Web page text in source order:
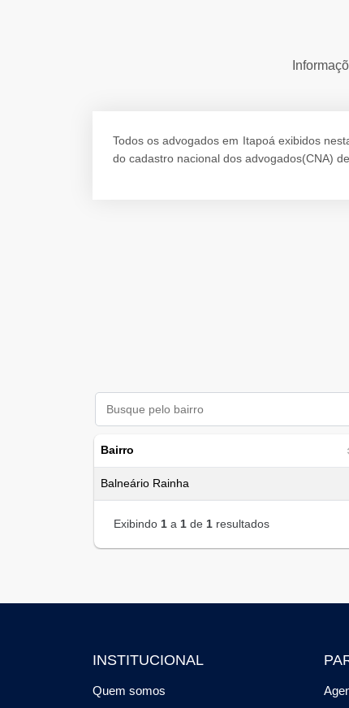
Todos os advogados em Itapoá exibidos
do cadastro nacional dos advogados(CNA)
Bairro
Balneário Rainha
Exibindo 1 a 1 de 1 resultados
INSTITUCIONAL
Quem somos